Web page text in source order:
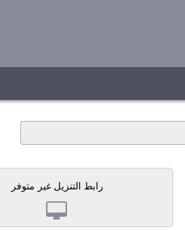
رابط التنزيل غير متوفر